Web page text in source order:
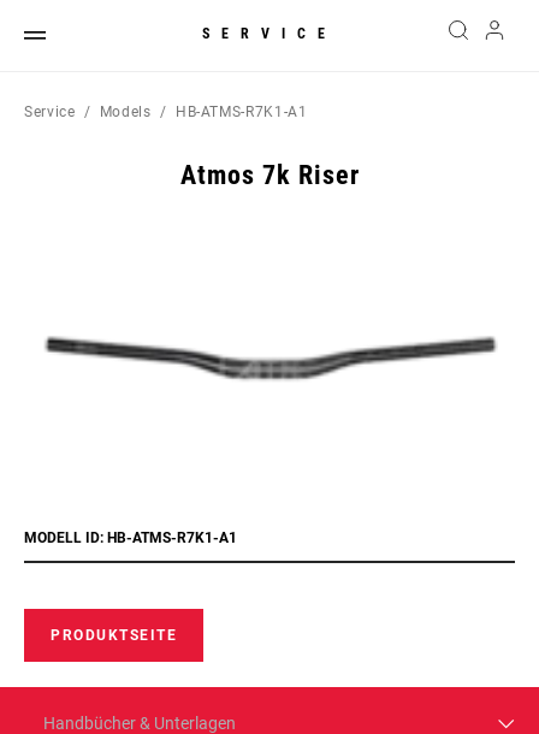
SERVICE
Service Models HB-ATMS-R7K1-A1
Atmos 7k Riser
MODELL ID: HB-ATMS-R7K1-A1
PRODUKTSEITE
Handbücher & Unterlagen